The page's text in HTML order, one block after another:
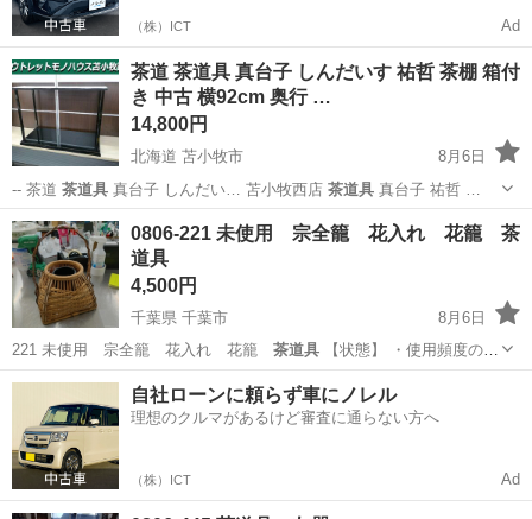
（株）ICT Ad
茶道 茶道具 真台子 しんだいす 祐哲 茶棚 箱付
き 中古 横92cm 奥行 …
14,800円
北海道 苫小牧市
8月6日
-- 茶道 茶道具真台子 しんだい… 苫小牧西店 茶道具真台子 祐哲 …
北海道 苫小牧市 その他 茶道具
0806-221 未使用 宗全籠 花入れ 花籠 茶
道具
4,500円
千葉県 千葉市
8月6日
221 未使用 宗全籠 花入れ 花籠 茶道具【状態】 ・使用頻度の
少…
千葉 千葉市 インテリア雑貨/小物
自社ローンに頼らず車にノレル
理想のクルマがあるけど審査に通らない方へ
（株）ICT Ad